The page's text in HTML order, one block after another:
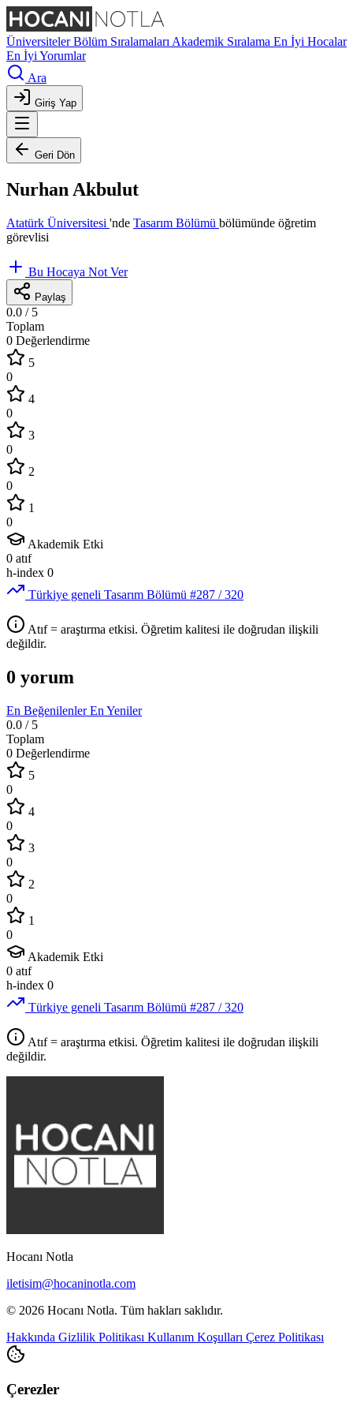
ÜniversitelerBölüm Sıralamaları Akademik Sıralama En İyi Hocalar
En İyi Yorumlar
Ara
Giriş Yap
Geri Dön
Nurhan Akbulut
Atatürk Üniversitesi 'nde Tasarım Bölümü bölümünde öğretim
görevlisi
Bu Hocaya Not Ver
Paylaş
0.0 / 5
Toplam
0 Değerlendirme
5
0
4
0
3
0
2
0
1
0
Akademik Etki
0 atıf
h-index 0
Türkiye geneli Tasarım Bölümü #287 / 320
Atıf = araştırma etkisi. Öğretim kalitesi ile doğrudan ilişkili
değildir.
0 yorum
En BeğenilenlerEn Yeniler
0.0 / 5
Toplam
0 Değerlendirme
5
0
4
0
3
0
2
0
1
0
Akademik Etki
0 atıf
h-index 0
Türkiye geneli Tasarım Bölümü #287 / 320
Atıf = araştırma etkisi. Öğretim kalitesi ile doğrudan ilişkili
değildir.
Hocanı Notla
iletisim@hocaninotla.com
© 2026 Hocanı Notla. Tüm hakları saklıdır.
Hakkında Gizlilik Politikası Kullanım Koşulları Çerez Politikası
Çerezler